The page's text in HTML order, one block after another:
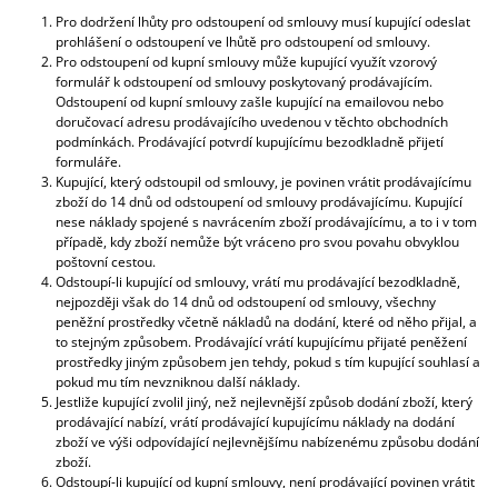
Pro dodržení lhůty pro odstoupení od smlouvy musí kupující odeslat
prohlášení o odstoupení ve lhůtě pro odstoupení od smlouvy.
Pro odstoupení od kupní smlouvy může kupující využít vzorový
formulář k odstoupení od smlouvy poskytovaný prodávajícím.
Odstoupení od kupní smlouvy zašle kupující na emailovou nebo
doručovací adresu prodávajícího uvedenou v těchto obchodních
podmínkách. Prodávající potvrdí kupujícímu bezodkladně přijetí
formuláře.
Kupující, který odstoupil od smlouvy, je povinen vrátit prodávajícímu
zboží do 14 dnů od odstoupení od smlouvy prodávajícímu. Kupující
nese náklady spojené s navrácením zboží prodávajícímu, a to i v tom
případě, kdy zboží nemůže být vráceno pro svou povahu obvyklou
poštovní cestou.
Odstoupí-li kupující od smlouvy, vrátí mu prodávající bezodkladně,
nejpozději však do 14 dnů od odstoupení od smlouvy, všechny
peněžní prostředky včetně nákladů na dodání, které od něho přijal, a
to stejným způsobem. Prodávající vrátí kupujícímu přijaté peněžení
prostředky jiným způsobem jen tehdy, pokud s tím kupující souhlasí a
pokud mu tím nevzniknou další náklady.
Jestliže kupující zvolil jiný, než nejlevnější způsob dodání zboží, který
prodávající nabízí, vrátí prodávající kupujícímu náklady na dodání
zboží ve výši odpovídající nejlevnějšímu nabízenému způsobu dodání
zboží.
Odstoupí-li kupující od kupní smlouvy, není prodávající povinen vrátit